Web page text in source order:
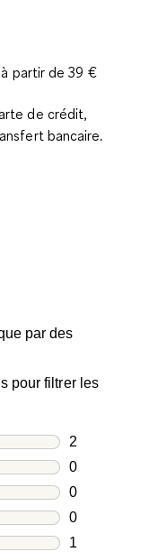
partir de 39 €
de crédit,
bancaire.
par des
pour filtrer les
2
2 avis avec
0
0 avis avec
0
0 avis avec
0
0 avis avec
1